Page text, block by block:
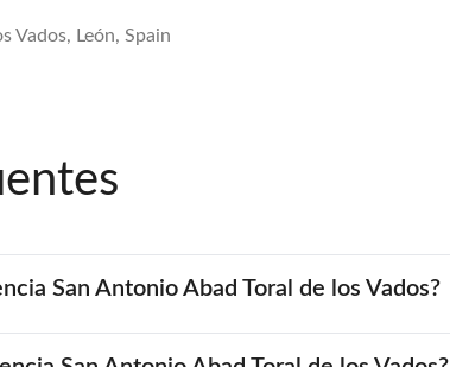
Vados, León, Spain
San Antonio Abad Toral de los Vados?